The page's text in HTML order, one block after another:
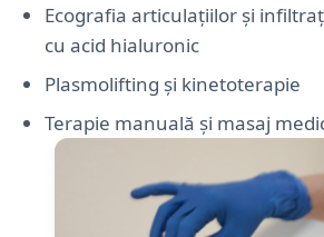
Ecografia articulațiilor și
cu acid hialuronic
Plasmolifting și kinetoterapie
Terapie manuală și masaj